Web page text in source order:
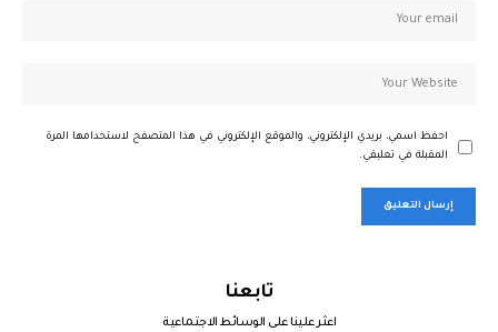
احفظ اسمي، بريدي الإلكتروني، والموقع الإلكتروني في هذا المتصفح لاستخدامها المرة
المقبلة في تعليقي.
تابعنا
اعثر علينا على الوسائط الاجتماعية